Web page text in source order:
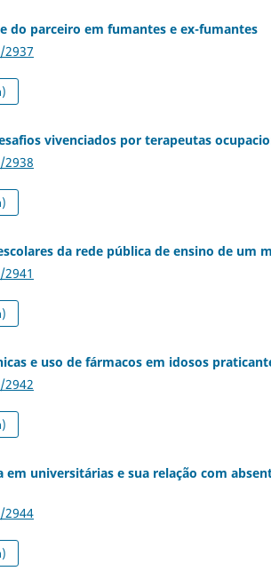
do parceiro em fumantes e ex-fumantes
vivenciados por terapeutas
da rede pública de ensino de um
e uso de fármacos em idosos
em universitárias e sua relação com